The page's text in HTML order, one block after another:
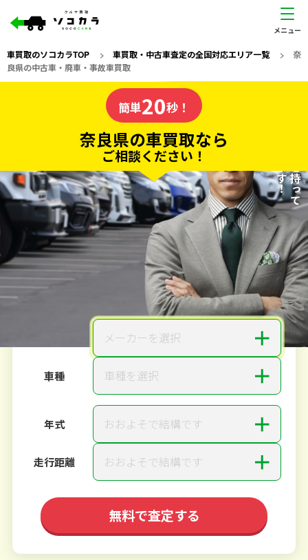
車買取のソコカラTOP > 車買取・中古車査定の全国対応エリア一覧> 奈
良県の中古車・廃車・事故車買取
の車買取なら
ソコカラの
電話か出張か、高い方の査定を提案。
だから高価買取!
私たちが責任を持って
査定いたします！
簡単20秒！
奈良県の車買取なら
ご相談ください！
20秒で入力完了！
無料で カンタンWeb査定
ご依頼いただいたお車を丁寧に査定いたします
メーカーを選択 ＋
車種 車種を選択 ＋
年式 おおよそで結構です ＋
走行距離 おおよそで結構です ＋
無料で査定する